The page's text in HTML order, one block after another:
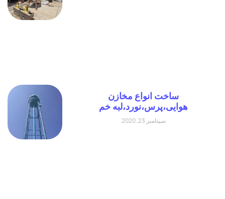
ساخت انواع مخازن
هوایی،پرس،نورد،لبه خم
سپتامبر 23, 2020